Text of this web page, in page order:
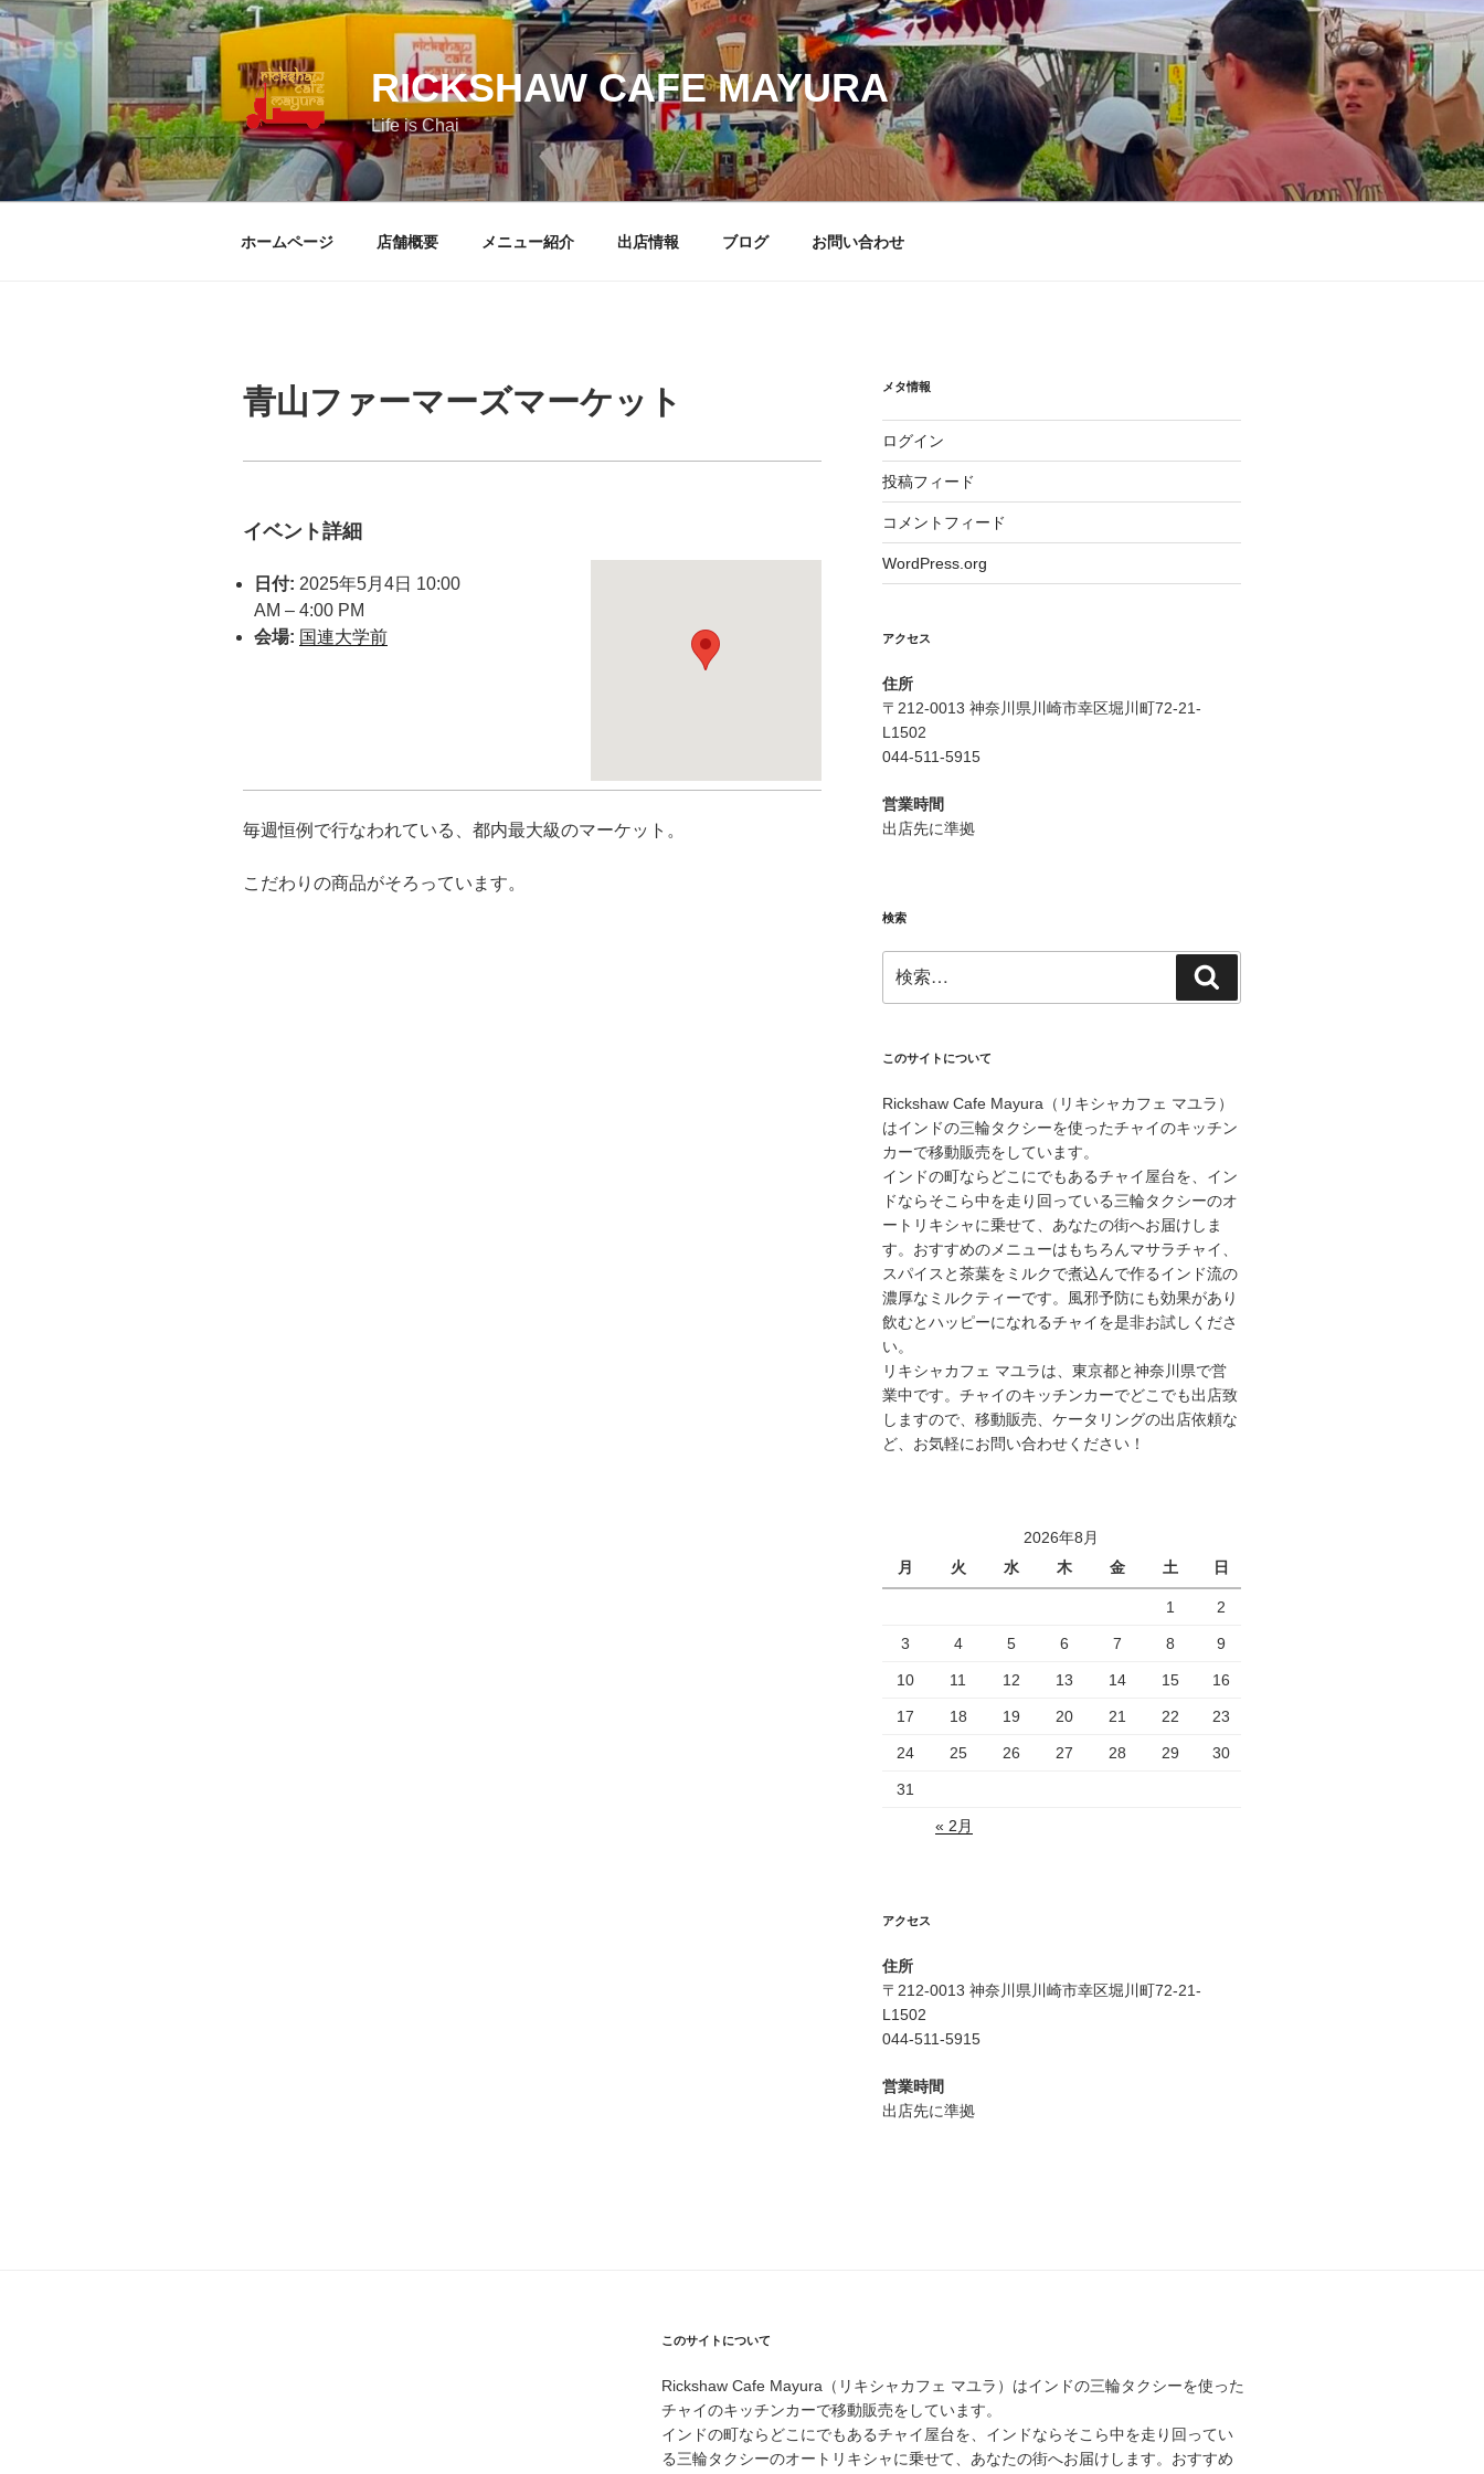
コ
ン
テ
ン
ツ
へ
ス
キ
RICKSHAW CAFE MAYURA
Life is Chai
ホームページ 店舗概要 メニュー紹介 出店情報 ブログ お問い合わせ
青山ファーマーズマーケット
イベント詳細
日付: 2025年5月4日 10:00
AM – 4:00 PM
会場: 国連大学前
毎週恒例で行なわれている、都内最大級のマーケット。
こだわりの商品がそろっています。
メタ情報
ログイン
投稿フィード
コメントフィード
WordPress.org
アクセス
住所
〒212-0013 神奈川県川崎市幸区堀川町72-21-
L1502
044-511-5915
営業時間
出店先に準拠
検索
索:
索
このサイトについて
Rickshaw Cafe Mayura（リキシャカフェ マユラ）
はインドの三輪タクシーを使ったチャイのキッチン
カーで移動販売をしています。
インドの町ならどこにでもあるチャイ屋台を、イン
ドならそこら中を走り回っている三輪タクシーのオ
ートリキシャに乗せて、あなたの街へお届けしま
す。おすすめのメニューはもちろんマサラチャイ、
スパイスと茶葉をミルクで煮込んで作るインド流の
濃厚なミルクティーです。風邪予防にも効果があり
飲むとハッピーになれるチャイを是非お試しくださ
い。
リキシャカフェ マユラは、東京都と神奈川県で営
業中です。チャイのキッチンカーでどこでも出店致
しますので、移動販売、ケータリングの出店依頼な
ど、お気軽にお問い合わせください！
2026年8月
月
火 水 木 金 土 日
1 2
3 4 5 6 7 8 9
10 11 12 13 14 15 16
17 18 19 20 21 22 23
24 25 26 27 28 29 30
31
« 2月
アクセス
住所
〒212-0013 神奈川県川崎市幸区堀川町72-21-
L1502
044-511-5915
営業時間
出店先に準拠
このサイトについて
Rickshaw Cafe Mayura（リキシャカフェ マユラ）はインドの三輪タクシーを使った
チャイのキッチンカーで移動販売をしています。
インドの町ならどこにでもあるチャイ屋台を、インドならそこら中を走り回ってい
る三輪タクシーのオートリキシャに乗せて、あなたの街へお届けします。おすすめ